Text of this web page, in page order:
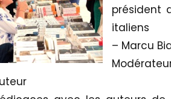
président
italiens
– Marcu